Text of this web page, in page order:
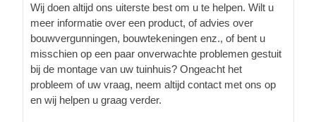
Wij doen altijd ons uiterste best om u te helpen. Wilt u
meer informatie over een product, of advies over
bouwvergunningen, bouwtekeningen enz., of bent u
misschien op een paar onverwachte problemen gestuit
bij de montage van uw tuinhuis? Ongeacht het
probleem of uw vraag, neem altijd contact met ons op
en wij helpen u graag verder.